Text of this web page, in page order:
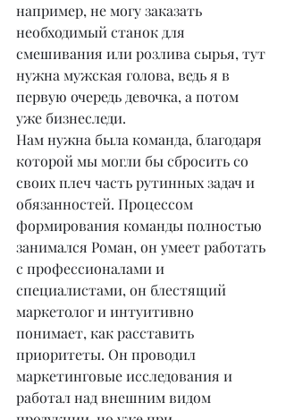
например, не могу заказать
необходимый станок для
смешивания или розлива сырья, тут
нужна мужская голова, ведь я в
первую очередь девочка, а потом
уже бизнеследи.
Нам нужна была команда, благодаря
которой мы могли бы сбросить со
своих плеч часть рутинных задач и
обязанностей. Процессом
формирования команды полностью
занимался Роман, он умеет работать
с профессионалами и
специалистами, он блестящий
маркетолог и интуитивно
понимает, как расставить
приоритеты. Он проводил
маркетинговые исследования и
работал над внешним видом